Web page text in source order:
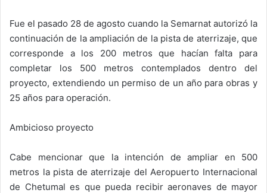
Fue el pasado 28 de agosto cuando la Semarnat autorizó la
continuación de la ampliación de la pista de aterrizaje, que
corresponde a los 200 metros que hacían falta para
completar los 500 metros contemplados dentro del
proyecto, extendiendo un permiso de un año para obras y
25 años para operación.
Ambicioso proyecto
Cabe mencionar que la intención de ampliar en 500
metros la pista de aterrizaje del Aeropuerto Internacional
de Chetumal es que pueda recibir aeronaves de mayor